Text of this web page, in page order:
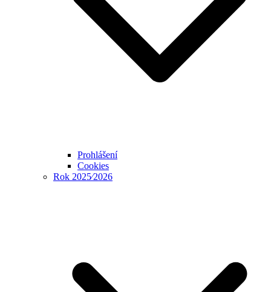
Prohlášení
Cookies
Rok 2025⁄2026